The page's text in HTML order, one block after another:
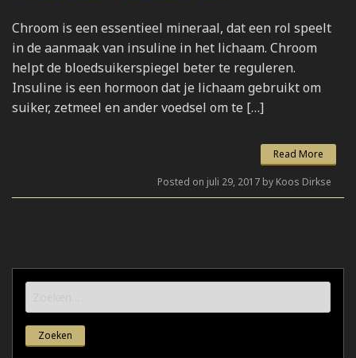
Chroom is een essentieel mineraal, dat een rol speelt
in de aanmaak van insuline in het lichaam. Chroom
helpt de bloedsuikerspiegel beter te reguleren.
Insuline is een hormoon dat je lichaam gebruikt om
suiker, zetmeel en ander voedsel om te […]
Read More
Posted on juli 29, 2017 by Koos Dirkse
naar: